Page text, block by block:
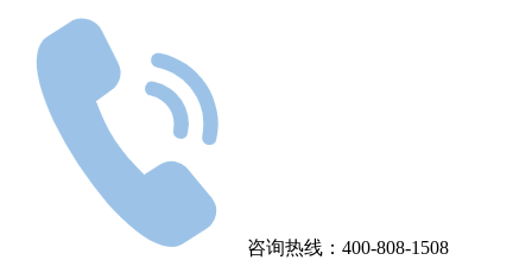
咨询热线：400-808-1508